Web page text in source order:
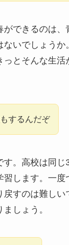
ができるのは
ないでしょうか
っとそんな生活
するんだぞ
す。高校は同
習します。一度
戻すのは難しい
しょう。